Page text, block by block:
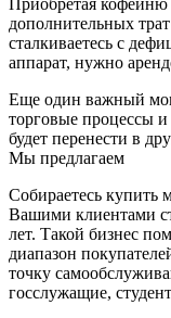
дополнительных
сталкиваетесь с
аппарат, нужно
Еще один важный
торговые процессы
будет перенести в
Мы предлагаем
Собираетесь
Вашими клиентами
лет. Такой бизнес
диапазон
точку
госслужащие,